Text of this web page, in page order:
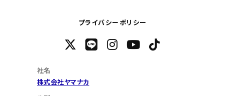
社名
株式会社ヤマナカ
プライバシーポリシー